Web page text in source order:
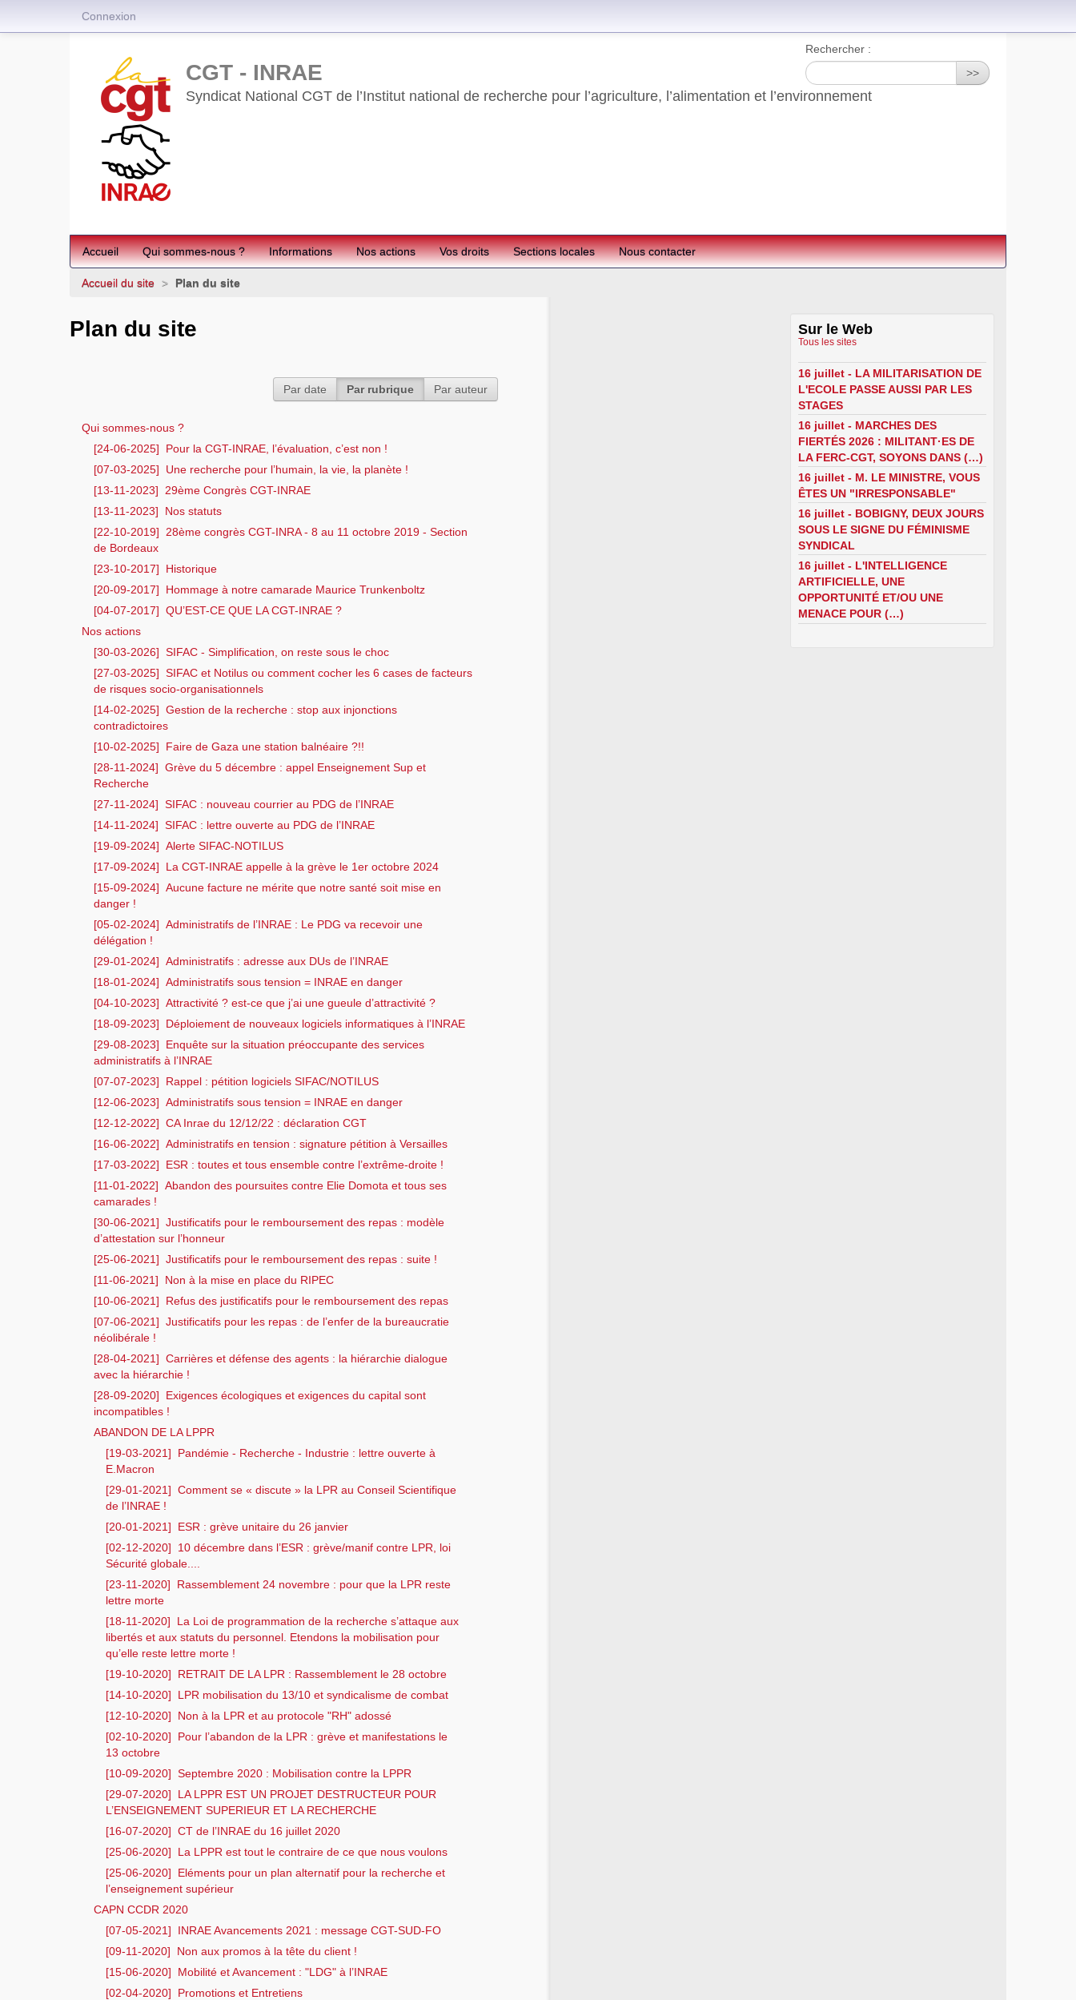
CGT - INRAE
Syndicat National CGT de l’Institut national de recherche pour l’agriculture, l’alimentation et l’environnement
Rechercher :
>>
Accueil Qui sommes-nous ? Informations Nos actions Vos droits Sections locales Nous contacter
Accueil du site > Plan du site
Plan du site
Par date Par rubrique Par auteur
Qui sommes-nous ?
[24-06-2025]
Pour la CGT-INRAE, l’évaluation, c’est non !
[07-03-2025]
Une recherche pour l’humain, la vie, la planète !
[13-11-2023]
29ème Congrès CGT-INRAE
[13-11-2023]
Nos statuts
[22-10-2019]
28ème congrès CGT-INRA - 8 au 11 octobre 2019 - Section
de Bordeaux
[23-10-2017]
Historique
[20-09-2017]
Hommage à notre camarade Maurice Trunkenboltz
[04-07-2017] QU’EST-CE QUE LA CGT-INRAE ?
Nos actions
[30-03-2026] SIFAC - Simplification, on reste sous le choc
[27-03-2025] SIFAC et Notilus ou comment cocher les 6 cases de facteurs
de risques socio-organisationnels
[14-02-2025] Gestion de la recherche : stop aux injonctions
contradictoires
[10-02-2025]
Faire de Gaza une station balnéaire ?!!
[28-11-2024] Grève du 5 décembre : appel Enseignement Sup et
Recherche
[27-11-2024] SIFAC : nouveau courrier au PDG de l’INRAE
[14-11-2024] SIFAC : lettre ouverte au PDG de l’INRAE
[19-09-2024] Alerte SIFAC-NOTILUS
[17-09-2024]
La CGT-INRAE appelle à la grève le 1er octobre 2024
[15-09-2024] Aucune facture ne mérite que notre santé soit mise en
danger !
[05-02-2024] Administratifs de l’INRAE : Le PDG va recevoir une
délégation !
[29-01-2024] Administratifs : adresse aux DUs de l’INRAE
[18-01-2024] Administratifs sous tension = INRAE en danger
[04-10-2023] Attractivité ? est-ce que j’ai une gueule d’attractivité ?
[18-09-2023]
Déploiement de nouveaux logiciels informatiques à l’INRAE
[29-08-2023]
Enquête sur la situation préoccupante des services
administratifs à l’INRAE
[07-07-2023]
Rappel : pétition logiciels SIFAC/NOTILUS
[12-06-2023] Administratifs sous tension = INRAE en danger
[12-12-2022] CA Inrae du 12/12/22 : déclaration CGT
[16-06-2022] Administratifs en tension : signature pétition à Versailles
[17-03-2022]
ESR : toutes et tous ensemble contre l’extrême-droite !
[11-01-2022] Abandon des poursuites contre Elie Domota et tous ses
camarades !
[30-06-2021] Justificatifs pour le remboursement des repas : modèle
d’attestation sur l’honneur
[25-06-2021] Justificatifs pour le remboursement des repas : suite !
[11-06-2021]
Non à la mise en place du RIPEC
[10-06-2021]
Refus des justificatifs pour le remboursement des repas
[07-06-2021] Justificatifs pour les repas : de l’enfer de la bureaucratie
néolibérale !
[28-04-2021] Carrières et défense des agents : la hiérarchie dialogue
avec la hiérarchie !
[28-09-2020]
Exigences écologiques et exigences du capital sont
incompatibles !
ABANDON DE LA LPPR
[19-03-2021]
Pandémie - Recherche - Industrie : lettre ouverte à
E.Macron
[29-01-2021] Comment se « discute » la LPR au Conseil Scientifique
de l’INRAE !
[20-01-2021]
ESR : grève unitaire du 26 janvier
[02-12-2020]
10 décembre dans l’ESR : grève/manif contre LPR, loi
Sécurité globale....
[23-11-2020]
Rassemblement 24 novembre : pour que la LPR reste
lettre morte
[18-11-2020]
La Loi de programmation de la recherche s’attaque aux
libertés et aux statuts du personnel. Etendons la mobilisation pour
qu’elle reste lettre morte !
[19-10-2020]
RETRAIT DE LA LPR : Rassemblement le 28 octobre
[14-10-2020]
LPR mobilisation du 13/10 et syndicalisme de combat
[12-10-2020]
Non à la LPR et au protocole "RH" adossé
[02-10-2020]
Pour l’abandon de la LPR : grève et manifestations le
13 octobre
[10-09-2020] Septembre 2020 : Mobilisation contre la LPPR
[29-07-2020]
LA LPPR EST UN PROJET DESTRUCTEUR POUR
L’ENSEIGNEMENT SUPERIEUR ET LA RECHERCHE
[16-07-2020] CT de l’INRAE du 16 juillet 2020
[25-06-2020]
La LPPR est tout le contraire de ce que nous voulons
[25-06-2020]
Eléments pour un plan alternatif pour la recherche et
l’enseignement supérieur
CAPN CCDR 2020
[07-05-2021]
INRAE Avancements 2021 : message CGT-SUD-FO
[09-11-2020]
Non aux promos à la tête du client !
[15-06-2020]
Mobilité et Avancement : "LDG" à l’INRAE
[02-04-2020]
Promotions et Entretiens
Sur le Web
Tous les sites
16 juillet - LA MILITARISATION DE
L'ECOLE PASSE AUSSI PAR LES
STAGES
16 juillet - MARCHES DES
FIERTÉS 2026 : MILITANT·ES DE
LA FERC-CGT, SOYONS DANS (…)
16 juillet - M. LE MINISTRE, VOUS
ÊTES UN "IRRESPONSABLE"
16 juillet - BOBIGNY, DEUX JOURS
SOUS LE SIGNE DU FÉMINISME
SYNDICAL
16 juillet - L'INTELLIGENCE
ARTIFICIELLE, UNE
OPPORTUNITÉ ET/OU UNE
MENACE POUR (…)
Connexion